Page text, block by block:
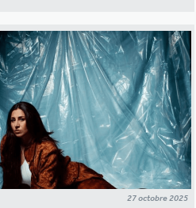
27 octobre 2025